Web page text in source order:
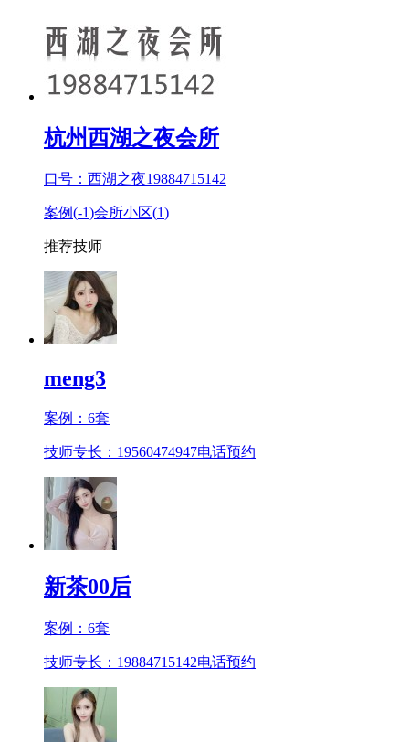
杭州西湖之夜会所
口号：西湖之夜19884715142
案例(-1)会所小区(1)
推荐技师
meng3
案例： 6套
技师专长：19560474947电话预约
新茶00后
案例： 6套
技师专长：19884715142电话预约